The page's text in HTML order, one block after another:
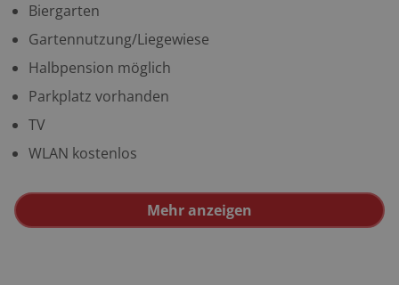
Biergarten
Gartennutzung/Liegewiese
Halbpension möglich
Parkplatz vorhanden
TV
WLAN kostenlos
Mehr anzeigen